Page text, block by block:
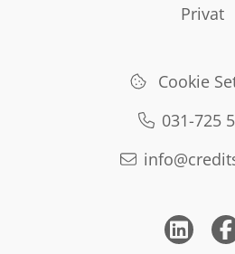
Varför välja
Partners
Kundservice
Privat
Cookie
031-725